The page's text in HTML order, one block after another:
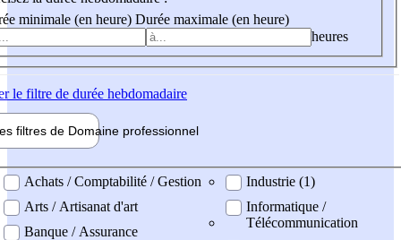
minimale (en heure) Durée maximale (en heure)
heures
le filtre de durée hebdomadaire
filtres de Domaine professionnel
professionel
Achats / Comptabilité / Gestion
Arts / Artisanat d'art
Banque / Assurance
Industrie (1)
Informatique /
Télécommunication